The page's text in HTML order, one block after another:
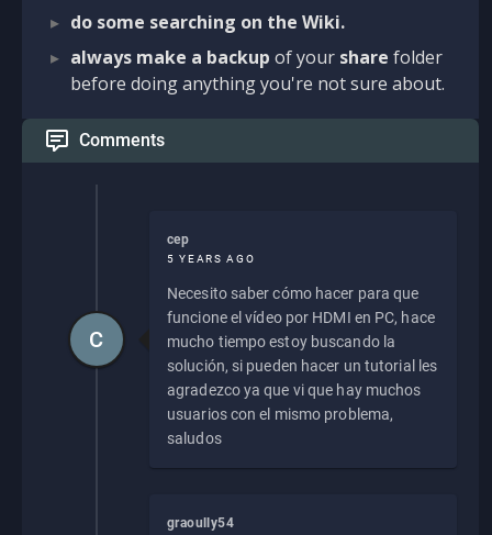
do some searching on the Wiki.
always make a backup of your share folder
before doing anything you're not sure about.
Comments
cep
5 YEARS AGO
Necesito saber cómo hacer para que
funcione el vídeo por HDMI en PC, hace
mucho tiempo estoy buscando la
solución, si pueden hacer un tutorial les
agradezco ya que vi que hay muchos
usuarios con el mismo problema,
saludos
C
graoully54